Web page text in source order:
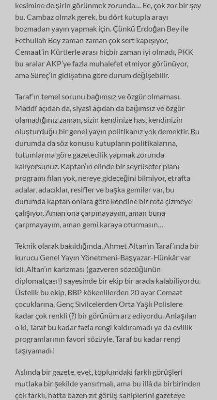
kesimine de şirin görünmek zorunda… Ee, çok zor bir şey
bu. Cambaz olmak gerek, bu dört kutupla arayı
bozmadan yayın yapmak için. Çünkü Erdoğan Bey ile
Fethullah Bey zaman zaman çok sert kapışıyor,
Cemaat’in Kürtlerle arası hiçbir zaman iyi olmadı, PKK
bu aralar AKP’ye fazla muhalefet etmiyor görünüyor,
ama Süreç’in gidişatına göre durum değişebilir.
Taraf’ın temel sorunu bağımsız ve özgür olmaması.
Maddî açıdan da, siyasî açıdan da bağımsız ve özgür
olamadığınız zaman, sizin kendinize has, kendinizin
oluşturduğu bir genel yayın politikanız yok demektir. Bu
durumda da söz konusu kutupların politikalarına,
tutumlarına göre gazetecilik yapmak zorunda
kalıyorsunuz. Kaptan’ın elinde bir seyrüsefer planı-
programı filan yok, nereye gideceğini bilmiyor, etrafta
adalar, adacıklar, resifler ve başka gemiler var, bu
durumda kaptan onlara göre kendine bir rota çizmeye
çalışıyor. Aman ona çarpmayayım, aman buna
çarpmayayım, aman gemi karaya oturmasın…
Teknik olarak bakıldığında, Ahmet Altan’ın Taraf’ında bir
kurucu Genel Yayın Yönetmeni-Başyazar-Hünkâr var
idi, Altan’ın karizması (gazveren sözcüğünün
diplomatçası!) sayesinde bir ekip bir arada kalabiliyordu.
Üstelik bu ekip, BBP kökenlilerden 20 ayar Cemaat
çocuklarına, Genç Sivilcelerden Orta Yaşlı Polislere
kadar çok renkli (?) bir görünüm arz ediyordu. Anlaşılan
o ki, Taraf bu kadar fazla rengi kaldıramadı ya da evlilik
programlarının favori sözüyle, Taraf bu kadar rengi
taşıyamadı!
Aslında bir gazete, evet, toplumdaki farklı görüşleri
mutlaka bir şekilde yansıtmalı, ama bu illâ da birbirinden
çok farklı, hatta bazen zıt görüş sahiplerini gazeteye